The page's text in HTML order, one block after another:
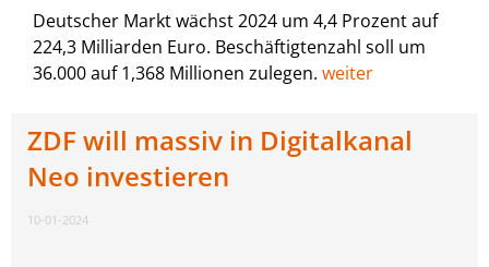
Deutscher Markt wächst 2024 um 4,4 Prozent auf
224,3 Milliarden Euro. Beschäftigtenzahl soll um
36.000 auf 1,368 Millionen zulegen. weiter
ZDF will massiv in Digitalkanal
Neo investieren
10-01-2024